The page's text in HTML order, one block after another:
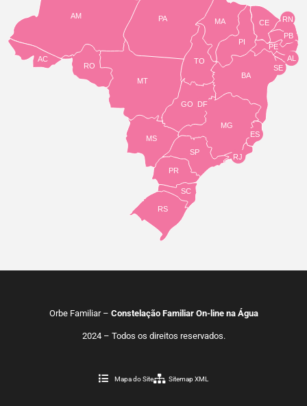
TO
BA
SE
PE
AL
RN
CE
PI
MA
PA
AM
AC
RO
MT
MS
GO
PR
SC
RS
SP
MG
RJ
ES
DF
PB
Orbe Familiar – Constelação Familiar On-line na Água
2024 – Todos os direitos reservados.
Mapa do Site Sitemap XML